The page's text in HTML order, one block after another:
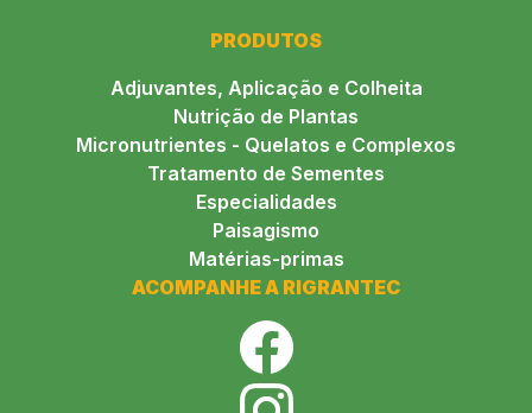
PRODUTOS
Adjuvantes, Aplicação e Colheita
Nutrição de Plantas
Micronutrientes - Quelatos e Complexos
Tratamento de Sementes
Especialidades
Paisagismo
Matérias-primas
ACOMPANHE A RIGRANTEC